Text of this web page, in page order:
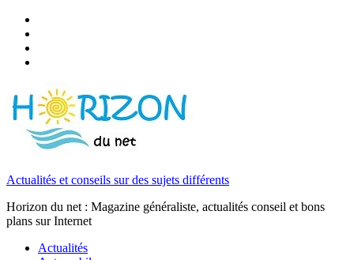
Actualités et conseils sur des sujets différents
Horizon du net : Magazine généraliste, actualités conseil et bons
plans sur Internet
Actualités